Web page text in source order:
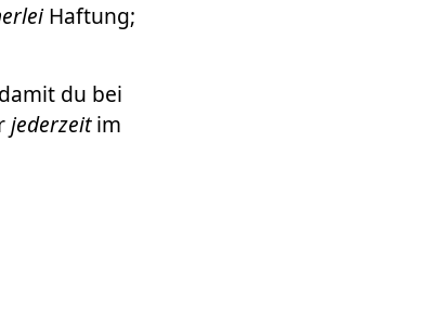
Haftung;
du bei
jederzeitim